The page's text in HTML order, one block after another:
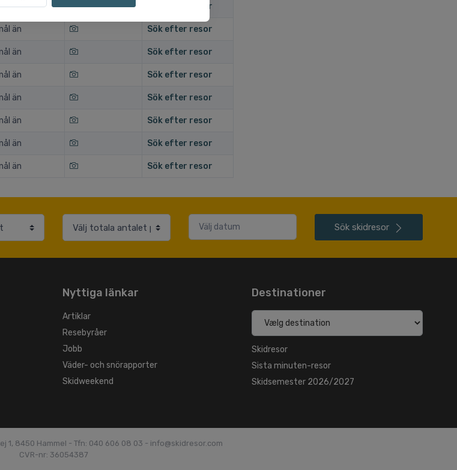
än Sök efter resor
än Sök efter resor
än Sök efter resor
än Sök efter resor
än Sök efter resor
än Sök efter resor
än Sök efter resor
än Sök efter resor
Sök skidresor
Nyttiga länkar
Artiklar
Resebyråer
Jobb
Väder- och snörapporter
Skidweekend
Destinationer
Skidresor
Sista minuten-resor
Skidsemester 2026/2027
1, 8450 Hammel - Tfn: 040 606 08 03 - info@skidresor.com
CVR-nr: 36054387